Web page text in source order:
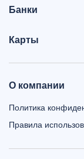
Банки
Карты
О компании
Политика
Правила